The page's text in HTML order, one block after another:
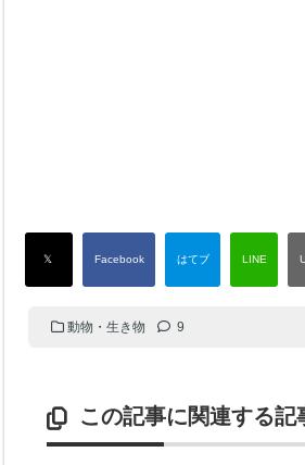
動物・生き物 9
この記事に関連する記